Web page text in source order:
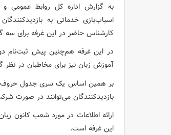
به گزارش اداره کل روابط عمومی و
اسباب‌بازی خدماتی به
کارشناس حاضر در این غرفه برای سه
آموزش زبان نیز برای مخاطبان در
بر همین اساس یک سری جدول حروف و
بازدیدکنندگان می‌توانند در صورت
ارائه اطلاعات در مورد شعب کانون
این غرفه است.